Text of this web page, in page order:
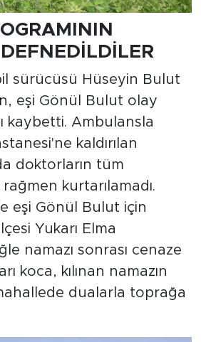
sürücüsü Hüseyin Bulut
eşi Gönül Bulut olay
kaybetti. Ambulansla
kaldırılan
doktorların tüm
kurtarılamadı.
eşi Gönül Bulut için
Yukarı Elma
namazı sonrası cenaze
koca, kılınan namazın
dualarla toprağa